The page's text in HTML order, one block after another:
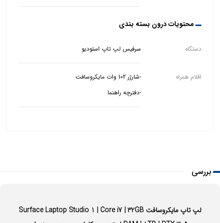
محتویات درون بسته بندی
دستگاه سرفیس لپ تاپ استودیو
اقلام همراه
-شارژر 102 وات مایکروسافت
-دفترچه راهنما
بررسی
لپ تاپ مایکروسافت Surface Laptop Studio 1 | Core i7 | 32GB